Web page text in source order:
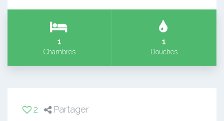
1
Chambres
1
Douches
2 Partager